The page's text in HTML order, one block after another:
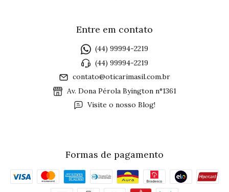
Entre em contato
(44) 99994-2219
(44) 99994-2219
contato@oticarimasil.com.br
Av. Dona Pérola Byington n°1361
Visite o nosso Blog!
Formas de pagamento